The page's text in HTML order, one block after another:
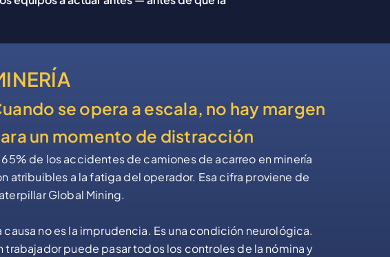
se opera a escala, no hay margen
un momento de distracción
65% de los accidentes de camiones de acarreo en minería
atribuibles a la fatiga del operador. Esa cifra proviene de
Global Mining.
causa no es la imprudencia. Es una condición neurológica.
trabajador puede pasar todos los controles de la nómina y